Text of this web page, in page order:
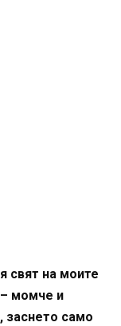
свят на моите
момче и
заснето само